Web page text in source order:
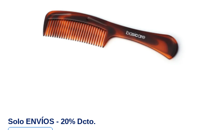
Solo ENVÍOS - 20% Dcto.